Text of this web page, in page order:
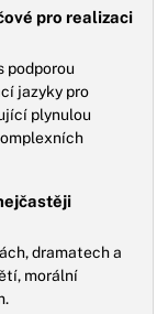
pro realizaci
podporou
jazyky pro
plynulou
dramatech a
morální